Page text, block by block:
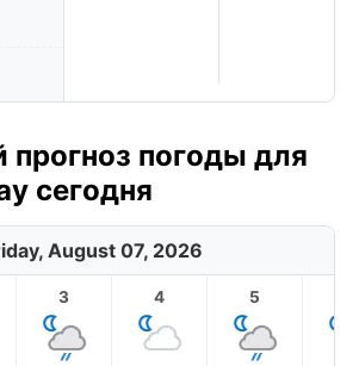
прогноз погоды для
сегодня
August 07, 2026
3 4 5